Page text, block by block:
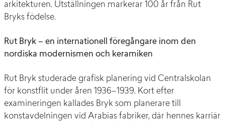
arkitekturen. Utställningen markerar 100 år från Rut
Bryks födelse.
Rut Bryk – en internationell föregångare inom den
nordiska modernismen och keramiken
Rut Bryk studerade grafisk planering vid Centralskolan
för konstflit under åren 1936–1939. Kort efter
examineringen kallades Bryk som planerare till
konstavdelningen vid Arabias fabriker, där hennes karriär